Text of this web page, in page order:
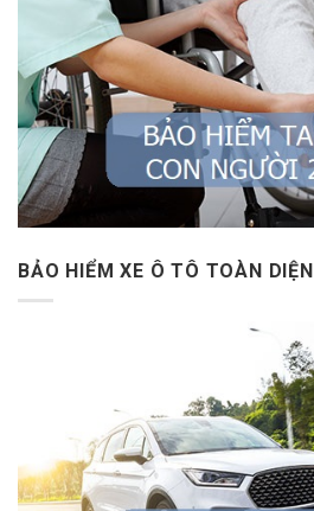
BẢO HIỂM XE Ô TÔ TOÀN DIỆN